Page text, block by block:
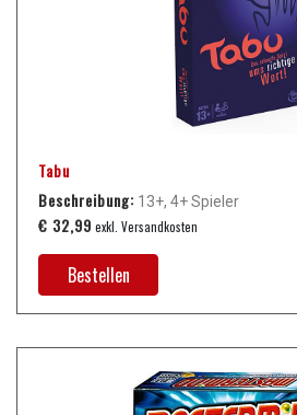
Tabu
Beschreibung: 13+, 4+ Spieler
€ 32,99 exkl. Versandkosten
Bestellen